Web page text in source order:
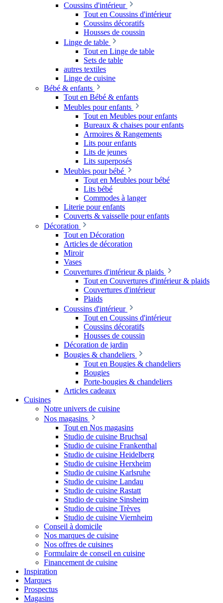
Coussins d'intérieur
Tout en Coussins d'intérieur
Coussins décoratifs
Housses de coussin
Linge de table
Tout en Linge de table
Sets de table
autres textiles
Linge de cuisine
Bébé & enfants
Tout en Bébé & enfants
Meubles pour enfants
Tout en Meubles pour enfants
Bureaux & chaises pour enfants
Armoires & Rangements
Lits pour enfants
Lits de jeunes
Lits superposés
Meubles pour bébé
Tout en Meubles pour bébé
Lits bébé
Commodes à langer
Literie pour enfants
Couverts & vaisselle pour enfants
Décoration
Tout en Décoration
Articles de décoration
Miroir
Vases
Couvertures d'intérieur & plaids
Tout en Couvertures d'intérieur & plaids
Couvertures d'intérieur
Plaids
Coussins d'intérieur
Tout en Coussins d'intérieur
Coussins décoratifs
Housses de coussin
Décoration de jardin
Bougies & chandeliers
Tout en Bougies & chandeliers
Bougies
Porte-bougies & chandeliers
Articles cadeaux
Cuisines
Notre univers de cuisine
Nos magasins
Tout en Nos magasins
Studio de cuisine Bruchsal
Studio de cuisine Frankenthal
Studio de cuisine Heidelberg
Studio de cuisine Herxheim
Studio de cuisine Karlsruhe
Studio de cuisine Landau
Studio de cuisine Rastatt
Studio de cuisine Sinsheim
Studio de cuisine Trèves
Studio de cuisine Viernheim
Conseil à domicile
Nos marques de cuisine
Nos offres de cuisines
Formulaire de conseil en cuisine
Financement de cuisine
Inspiration
Marques
Prospectus
Magasins